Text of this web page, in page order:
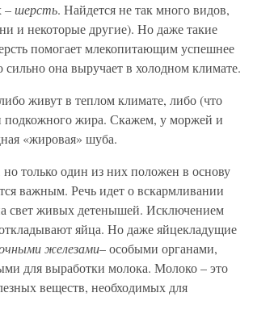
–шерсть. Найдется не так много видов,
и некоторые другие). Но даже такие
помогает млекопитающим успешнее
сильно она выручает в холодном климате.
живут в теплом климате, либо (что
подкожного жира. Скажем, у моржей и
«жировая» шуба.
только один из них положен в основу
важным. Речь идет о вскармливании
свет живых детенышей. Исключением
яйца. Но даже яйцекладущие
железами– особыми органами,
для выработки молока. Молоко – это
веществ, необходимых для